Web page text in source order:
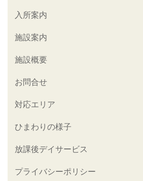
入所案内
施設案内
施設概要
お問合せ
対応エリア
ひまわりの様子
放課後デイサービス
プライバシーポリシー